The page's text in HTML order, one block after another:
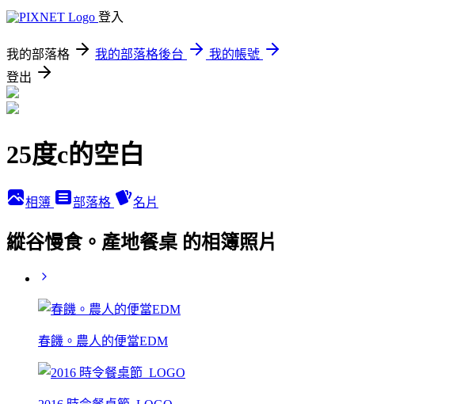
登入
我的部落格 我的部落格後台
我的帳號
登出
25度c的空白
相簿 部落格 名片
縱谷慢食。產地餐桌 的相簿照片
春饑。農人的便當EDM